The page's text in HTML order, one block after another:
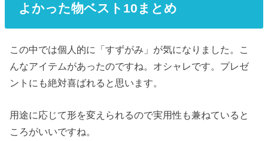
よかった物ベスト10まとめ
この中では個人的に「すずがみ」が気になりました。こ
んなアイテムがあったのですね。オシャレです。プレゼ
ントにも絶対喜ばれると思います。
用途に応じて形を変えられるので実用性も兼ねていると
ころがいいですね。